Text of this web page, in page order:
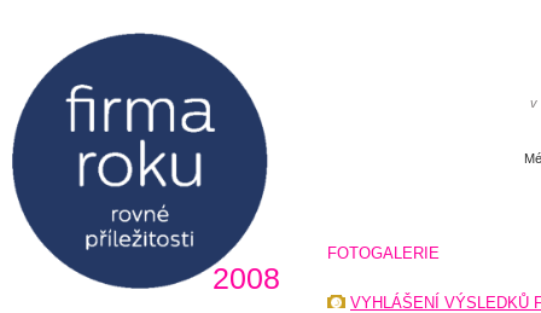
v
2008
FOTOGALERIE
VYHLÁŠENÍ VÝSLEDKŮ